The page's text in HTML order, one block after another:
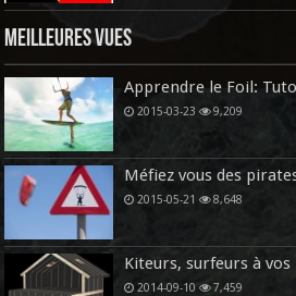
Meilleures vues
Apprendre le Foil:
2015-03-23 9,209
Méfiez vous des
2015-05-21 8,648
Kiteurs, surfeurs à
2014-09-10 7,459